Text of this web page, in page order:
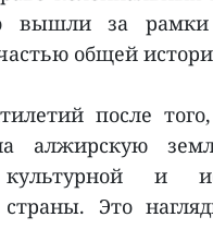
вышли за рамки
общей
после
алжирскую
и
Это